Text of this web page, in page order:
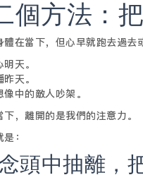
個方法：
在當下，但心早就跑去過去
天。
天。
中的敵人吵架。
，離開的是我們的注意力。
：
頭中抽離，